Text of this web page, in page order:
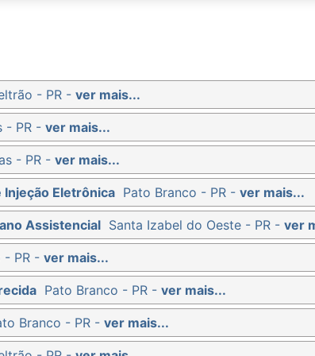
- PR - ver mais...
- PR - ver mais...
- PR - ver mais...
Eletrônica Pato Branco - PR - ver mais...
Assistencial Santa Izabel do Oeste - PR - ver
- PR - ver mais...
Pato Branco - PR - ver mais...
Branco - PR - ver mais...